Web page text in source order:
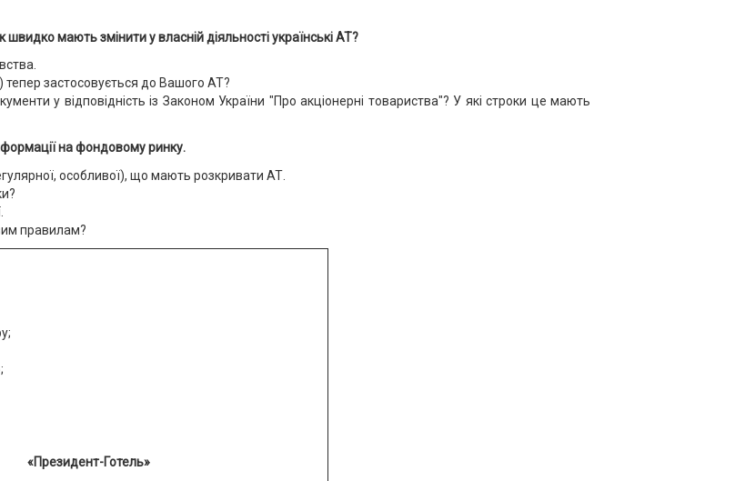
мають змінити у власній діяльності українські АТ?
застосовується до Вашого АТ?
у відповідність із Законом України "Про акціонерні товариства"? У які строки це мають
на фондовому ринку.
особливої), що мають розкривати АТ.
правилам?
«Президент-Готель»